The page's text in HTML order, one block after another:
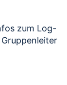
zum Log-